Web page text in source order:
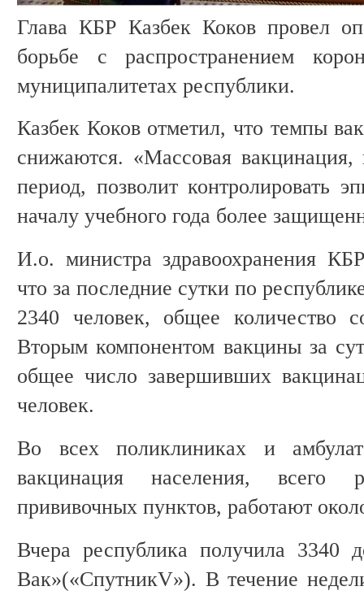
Глава КБР Казбек Коков провел
борьбе с распространением
муниципалитетах республики.
Казбек Коков отметил, что темпы
снижаются. «Массовая вакцинация,
период, позволит контролировать
началу учебного года более
И.о. министра здравоохранения
что за последние сутки по
2340 человек, общее количество
Вторым компонентом вакцины за
общее число завершивших
человек.
Во всех поликлиниках и
вакцинация населения, всего
прививочных пунктов, работают
Вчера республика получила 3340
Вак»(«СпутникV»). В течение